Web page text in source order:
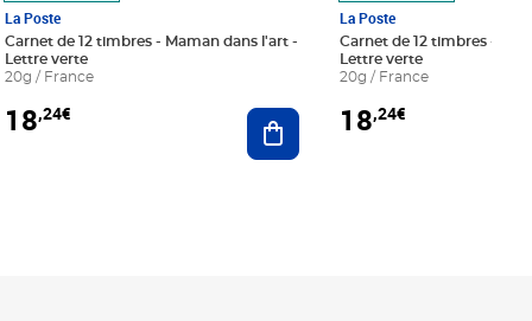
au panier
La Poste
Carnet de 12 timbres - Maman dans l'art -
Lettre verte
20g / France
18,24€ Ajouter au panier
La Poste
Carnet de 12 timbres - Le
Lettre verte
20g / France
18,24€